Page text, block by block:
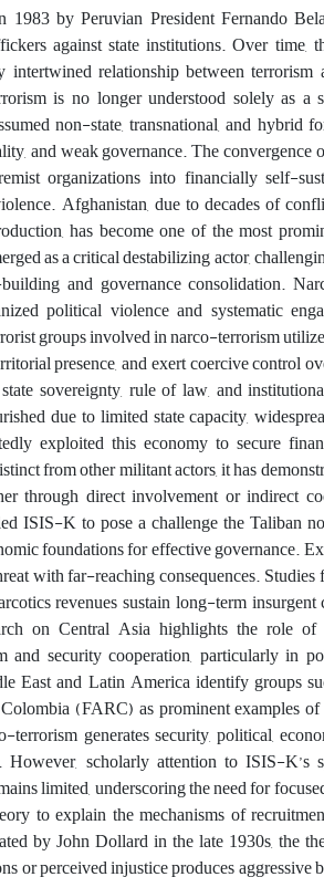
by Peruvian President Fernando
against state institutions. Over time,
relationship between
is no longer understood solely as a
non-state, transnational, and hybrid
and weak governance.The convergence
organizations into financially self-
Afghanistan, due to decades of
has become one of the most
as a critical destabilizing actor,
and governance consolidation.
political violence and systematic
groups involved in narco-terrorism
presence, and exert coercive control
sovereignty, rule of law, and
due to limited state capacity,
exploited this economy to secure
from other militant actors, it has
through direct involvement or indirect
ISIS-K to pose a challenge the Taliban
foundations for effective governance.
with far-reaching consequences. Studies
revenues sustain long-term insurgent
on Central Asia highlights the role of
and security cooperation, particularly in
East and Latin America identify groups
(FARC) as prominent examples
terrorism generates security, political,
However, scholarly attention to ISIS-K’s
limited, underscoring the need for
to explain the mechanisms of
by John Dollard in the late 1930s, the
or perceived injustice produces aggressive